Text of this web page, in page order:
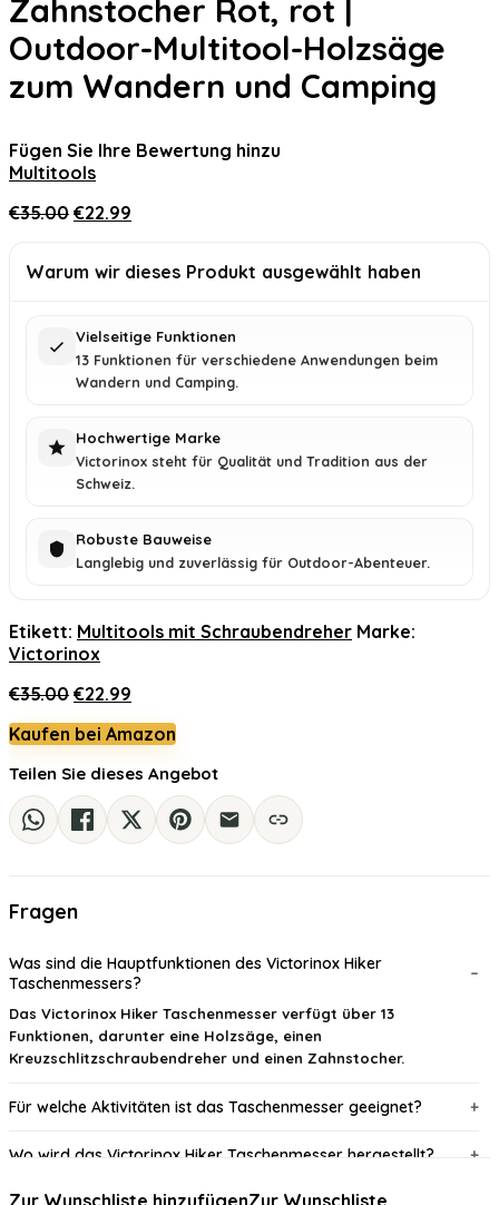
Zahnstocher Rot, rot |
Outdoor-Multitool-Holzsäge
zum Wandern und Camping
Fügen Sie Ihre Bewertung hinzu
Multitools
€35.00 Ursprünglicher
€35.00
€22.99
€22.99.
Warum wir dieses Produkt ausgewählt haben
Vielseitige Funktionen
13 Funktionen für verschiedene Anwendungen beim
Wandern und Camping.
Hochwertige Marke
Victorinox steht für Qualität und Tradition aus der
Schweiz.
Robuste Bauweise
Langlebig und zuverlässig für Outdoor-Abenteuer.
Etikett: Multitools mit Schraubendreher Marke:
Victorinox
€35.00 Ursprünglicher
war:
€22.99
ist:
Kaufen bei Amazon
Teilen Sie dieses Angebot
Fragen
Was sind die Hauptfunktionen des Victorinox Hiker
Taschenmessers?
Das Victorinox Hiker Taschenmesser verfügt über 13
Funktionen, darunter eine Holzsäge, einen
Kreuzschlitzschraubendreher und einen Zahnstocher.
Für welche Aktivitäten ist das Taschenmesser geeignet?
Wo wird das Victorinox Hiker Taschenmesser hergestellt?
Zur Wunschliste hinzufügenZur Wunschliste